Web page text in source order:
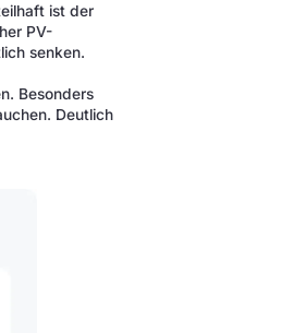
ist der
PV-
senken.
Besonders
Deutlich